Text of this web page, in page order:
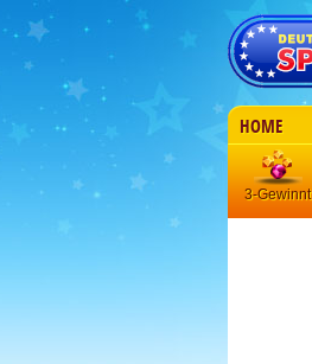
HOME
3-Gewinnt